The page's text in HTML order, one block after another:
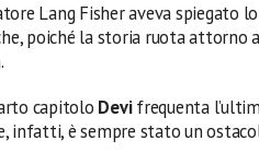
Lang Fisher aveva spiegato
poiché la storia ruota attorno
capitolo Devifrequenta
infatti, è sempre stato un